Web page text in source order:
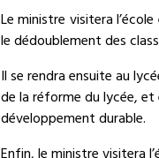
Le ministre visitera
le dédoublement des
Il se rendra ensuite au
de la réforme du lycée, et
développement durable.